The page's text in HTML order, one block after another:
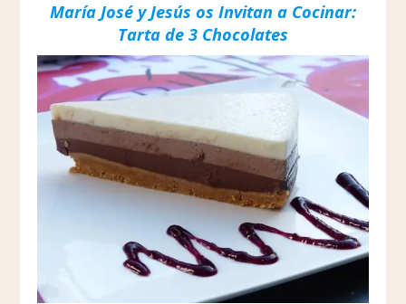
María José y Jesús os Invitan a Cocinar:
Tarta de 3 Chocolates